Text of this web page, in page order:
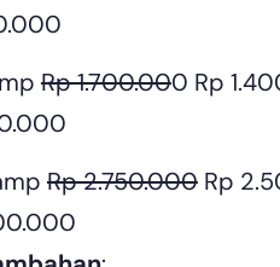
Rp 1.700.000 Rp
Rp 2.750.000Rp